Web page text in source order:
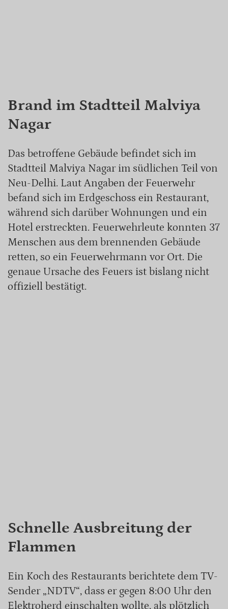
Brand im Stadtteil Malviya
Nagar
Das betroffene Gebäude befindet sich im
Stadtteil Malviya Nagar im südlichen Teil von
Neu-Delhi. Laut Angaben der Feuerwehr
befand sich im Erdgeschoss ein Restaurant,
während sich darüber Wohnungen und ein
Hotel erstreckten. Feuerwehrleute konnten 37
Menschen aus dem brennenden Gebäude
retten, so ein Feuerwehrmann vor Ort. Die
genaue Ursache des Feuers ist bislang nicht
offiziell bestätigt.
Schnelle Ausbreitung der
Flammen
Ein Koch des Restaurants berichtete dem TV-
Sender „NDTV“, dass er gegen 8:00 Uhr den
Elektroherd einschalten wollte, als plötzlich